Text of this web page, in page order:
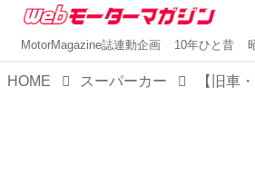
MotorMagazine誌連動企画 10年ひと昔
HOME スーパーカー